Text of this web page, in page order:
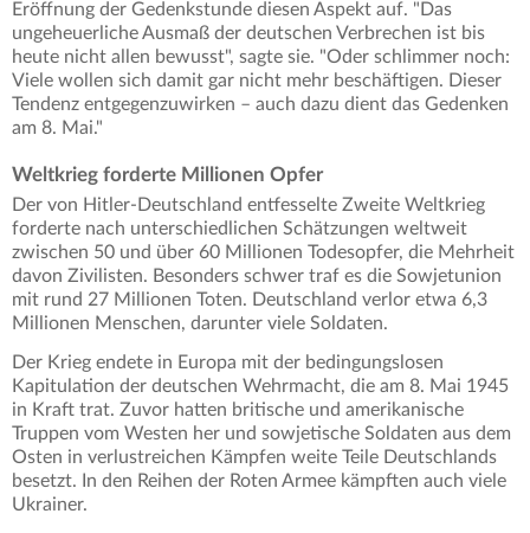
Eröffnung der Gedenkstunde diesen Aspekt auf. "Das
ungeheuerliche Ausmaß der deutschen Verbrechen ist bis
heute nicht allen bewusst", sagte sie. "Oder schlimmer noch:
Viele wollen sich damit gar nicht mehr beschäftigen. Dieser
Tendenz entgegenzuwirken – auch dazu dient das Gedenken
am 8. Mai."
Weltkrieg forderte Millionen Opfer
Der von Hitler-Deutschland entfesselte Zweite Weltkrieg
forderte nach unterschiedlichen Schätzungen weltweit
zwischen 50 und über 60 Millionen Todesopfer, die Mehrheit
davon Zivilisten. Besonders schwer traf es die Sowjetunion
mit rund 27 Millionen Toten. Deutschland verlor etwa 6,3
Millionen Menschen, darunter viele Soldaten.
Der Krieg endete in Europa mit der bedingungslosen
Kapitulation der deutschen Wehrmacht, die am 8. Mai 1945
in Kraft trat. Zuvor hatten britische und amerikanische
Truppen vom Westen her und sowjetische Soldaten aus dem
Osten in verlustreichen Kämpfen weite Teile Deutschlands
besetzt. In den Reihen der Roten Armee kämpften auch viele
Ukrainer.